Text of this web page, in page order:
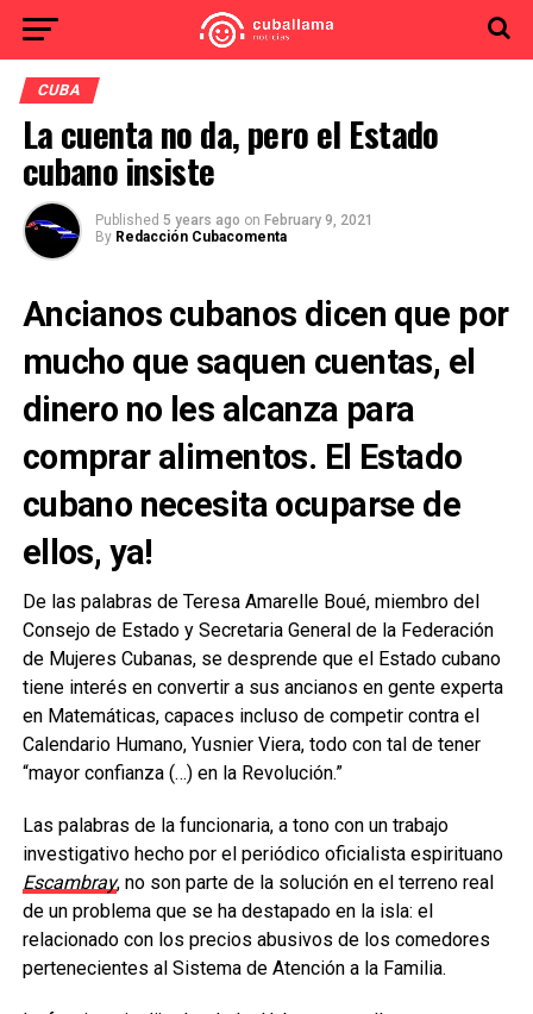
CUBA
La cuenta no da, pero el Estado
cubano insiste
Published 5 years ago on February 9, 2021
By Redacción Cubacomenta
Ancianos cubanos dicen que por
mucho que saquen cuentas, el
dinero no les alcanza para
comprar alimentos. El Estado
cubano necesita ocuparse de
ellos, ya!
De las palabras de Teresa Amarelle Boué, miembro del
Consejo de Estado y Secretaria General de la Federación
de Mujeres Cubanas, se desprende que el Estado cubano
tiene interés en convertir a sus ancianos en gente experta
en Matemáticas, capaces incluso de competir contra el
Calendario Humano, Yusnier Viera, todo con tal de tener
“mayor confianza (…) en la Revolución.”
Las palabras de la funcionaria, a tono con un trabajo
investigativo hecho por el periódico oficialista espirituano
Escambray, no son parte de la solución en el terreno real
de un problema que se ha destapado en la isla: el
relacionado con los precios abusivos de los comedores
pertenecientes al Sistema de Atención a la Familia.